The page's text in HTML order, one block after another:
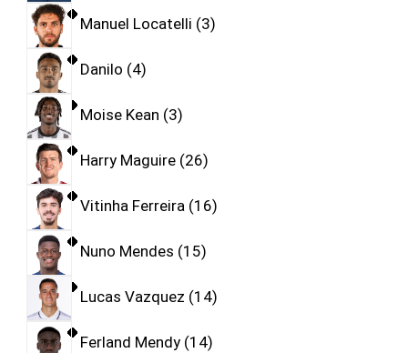
Manuel Locatelli 3
Danilo 4
Moise Kean 3
Harry Maguire 26
Vitinha Ferreira 16
Nuno Mendes 15
Lucas Vazquez 14
Ferland Mendy 14